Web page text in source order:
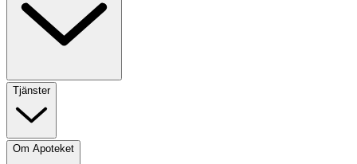
Tjänster
Om Apoteket